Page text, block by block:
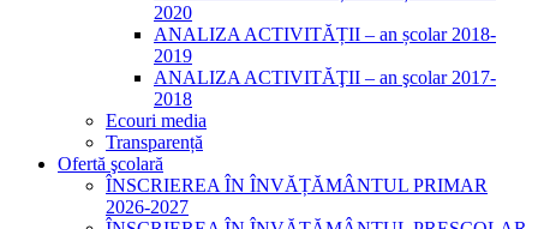
2020
ANALIZA ACTIVITĂȚII – an școlar 2018-
2019
ANALIZA ACTIVITĂŢII – an şcolar 2017-
2018
Ecouri media
Transparență
Ofertă şcolară
ÎNSCRIEREA ÎN ÎNVĂȚĂMÂNTUL PRIMAR
2026-2027